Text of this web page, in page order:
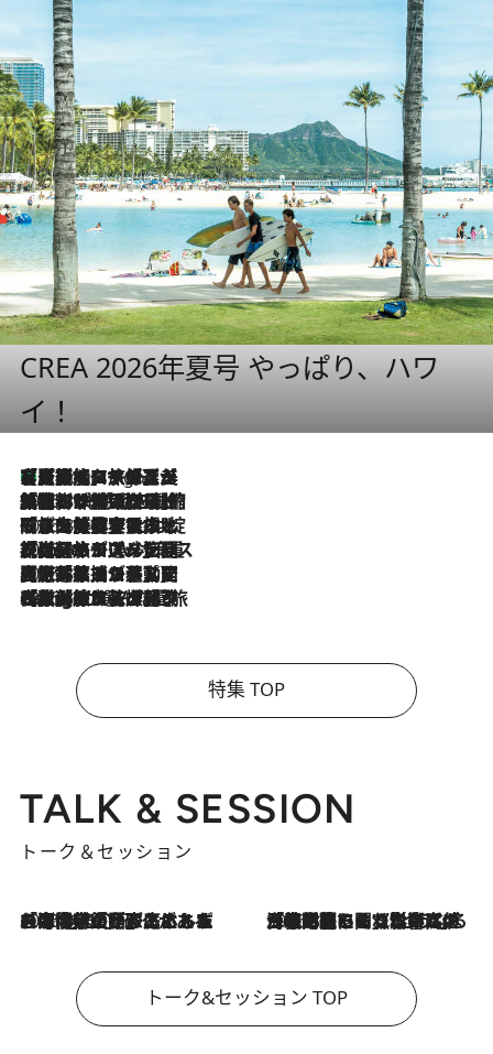
CREA 2026年夏号 やっぱり、ハワ
イ！
6 Hours Ago
【厳選旅コスメ】「多機能アイテムがメイン！」旅好き美容エディターが選んだ夏旅ベストコスメを発表【Mサイズジップ】
2026.8.6
「荷物が増えるほど旅ストレスは増す」美容ジャーナリストがたどり着いた最終結論。“化粧品を劇的に減らす”感動の凝縮美容とは
2026.8.6
「旅先には金髪ウィッグを持参」日本と同じメイクでは損してる!? 美容ジャーナリストが提案する“掟破りの旅美容”とは
2026.8.6
【厳選旅コスメ】「身軽さ＆UV対策重視！」ヘアアーティストshucoが選んだ夏旅ベストコスメを発表【Mサイズジップ】
2026.8.5
【厳選旅コスメ】国内をあちこち移動する河井菜摘が選んだ夏旅ベストコスメ発表！「リラックスアイテムはマスト」【Mサイズジップ】
2026.8.4
【厳選旅コスメ】「紫外線＆乾燥対策しながらメイク感も！」ヘア＆メイクGeorgeが選んだ夏旅ベストコスメを発表！【Mサイズジップ】
特集 TOP
TALK & SESSION
トーク＆セッション
2026.8.3
「今後値上げがあるとすれば…」「リスクがあるのは今年の冬」エネルギー専門家が語る、ホルムズ海峡封鎖が家庭にもたらす“ある心配” 2026.8.3
「住宅建てられない…」「サーチャージ料の高値が続いている」ホルムズ海峡封鎖による影響はいつまで続く？《エネルギー専門家に聞く“どうなる日本の暮らし”》
トーク&セッション TOP